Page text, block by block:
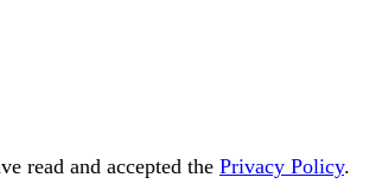
read and accepted the Privacy Policy.